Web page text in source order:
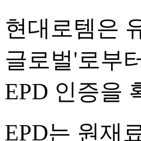
현대로템은
글로벌'로부
EPD 인증을
EPD는 원재